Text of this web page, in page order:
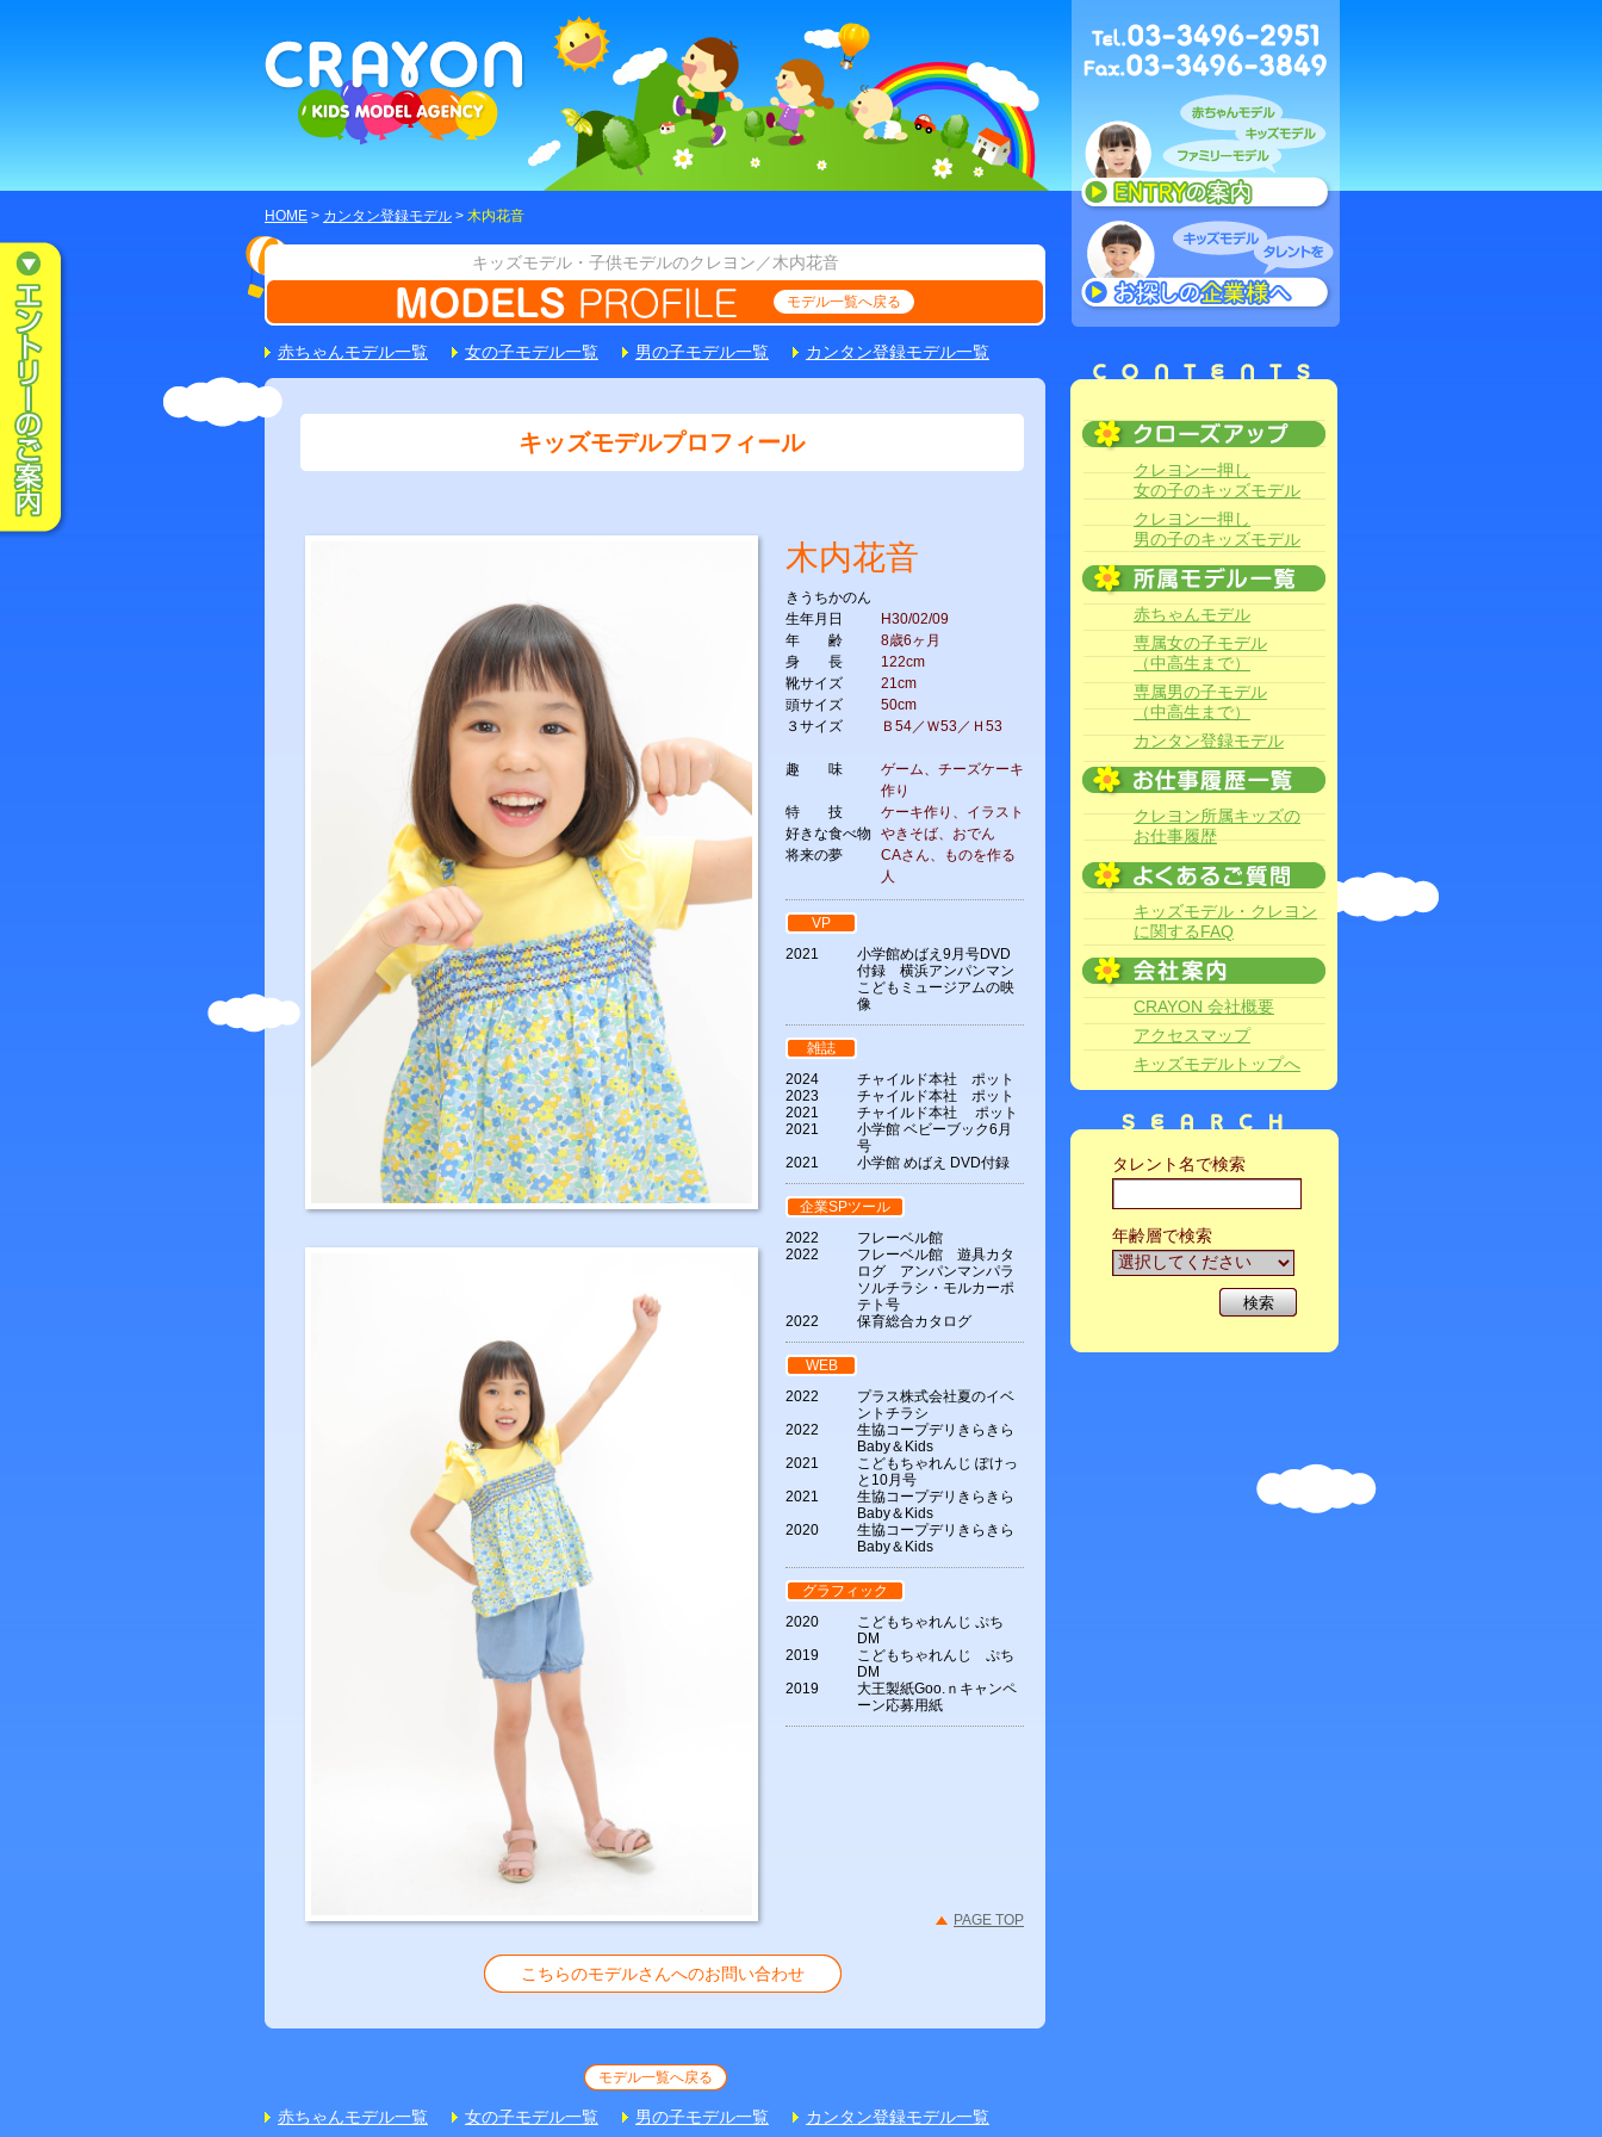
HOME > カンタン登録モデル > 木内花音
キッズモデル・子供モデルのクレヨン／木内花音
モデル一覧へ戻る
赤ちゃんモデル一覧 女の子モデル一覧 男の子モデル一覧 カンタン登録モデル一覧
キッズモデルプロフィール
木内花音
きうちかのん
生年月日
H30/02/09
年 齢
8歳6ヶ月
身 長
122cm
靴サイズ
21cm
頭サイズ
50cm
３サイズ
Ｂ54／Ｗ53／Ｈ53
趣 味
ゲーム、チーズケーキ
作り
特 技
ケーキ作り、イラスト
好きな食べ物
やきそば、おでん
将来の夢
CAさん、ものを作る
人
VP
2021
小学館めばえ9月号DVD
付録 横浜アンパンマン
こどもミュージアムの映
像
雑誌
2024
チャイルド本社 ポット
2023
チャイルド本社 ポット
2021
チャイルド本社 ポット
2021
小学館 ベビーブック6月
号
2021
小学館 めばえ DVD付録
企業SPツール
2022
フレーベル館
2022
フレーベル館 遊具カタ
ログ アンパンマンパラ
ソルチラシ・モルカーポ
テト号
2022
保育総合カタログ
WEB
2022
プラス株式会社夏のイベ
ントチラシ
2022
生協コープデリきらきら
Baby＆Kids
2021
こどもちゃれんじ ぽけっ
と10月号
2021
生協コープデリきらきら
Baby＆Kids
2020
生協コープデリきらきら
Baby＆Kids
グラフィック
2020
こどもちゃれんじ ぷち
DM
2019
こどもちゃれんじ ぷち
DM
2019
大王製紙Goo.ｎキャンペ
ーン応募用紙
PAGE TOP
こちらのモデルさんへのお問い合わせ
モデル一覧へ戻る
赤ちゃんモデル一覧 女の子モデル一覧 男の子モデル一覧 カンタン登録モデル一覧
クレヨン一押し
女の子のキッズモデル
クレヨン一押し
男の子のキッズモデル
赤ちゃんモデル
専属女の子モデル
（中高生まで）
専属男の子モデル
（中高生まで）
カンタン登録モデル
クレヨン所属キッズの
お仕事履歴
キッズモデル・クレヨン
に関するFAQ
CRAYON 会社概要
アクセスマップ
キッズモデルトップへ
タレント名で検索
年齢層で検索